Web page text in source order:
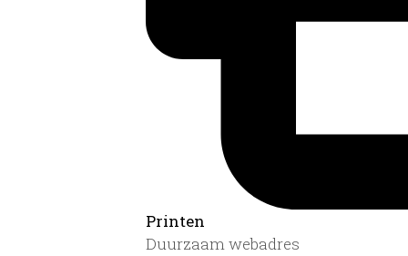
Printen
Duurzaam webadres